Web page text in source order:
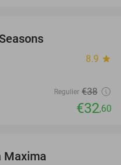
8.9 star
Regulier €38
€32,60
Maxima